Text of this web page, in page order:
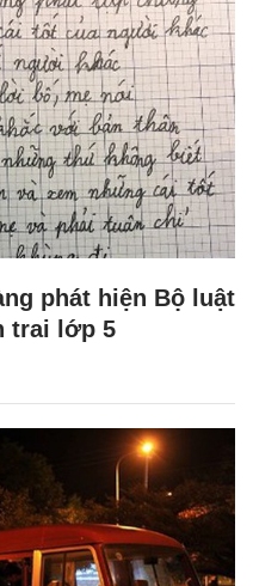
phát hiện Bộ luật
trai lớp 5